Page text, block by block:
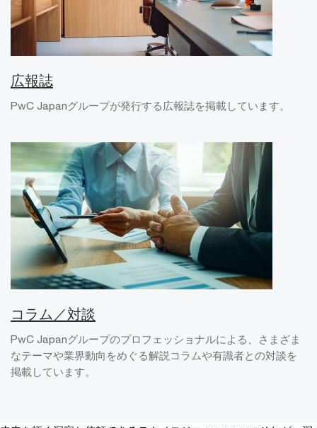
広報誌
PwC Japanグループが発行する広報誌を掲載しています。
コラム／対談
PwC Japanグループのプロフェッショナルによる、さまざま
なテーマや業界動向をめぐる解説コラムや有識者との対談を
掲載しています。